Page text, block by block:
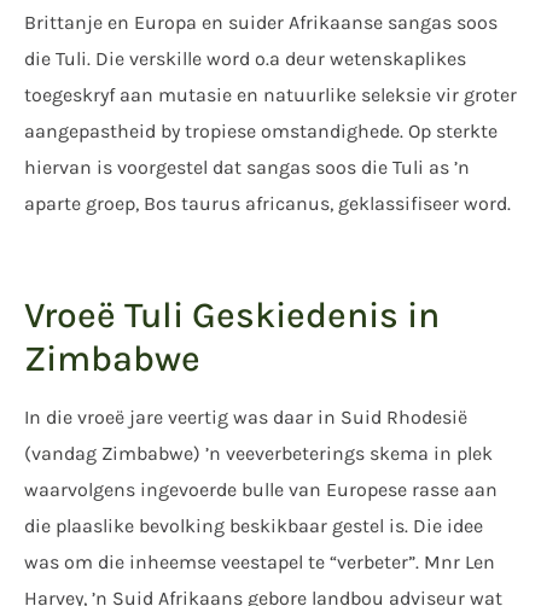
Brittanje en Europa en suider Afrikaanse sangas soos
die Tuli. Die verskille word o.a deur wetenskaplikes
toegeskryf aan mutasie en natuurlike seleksie vir groter
aangepastheid by tropiese omstandighede. Op sterkte
hiervan is voorgestel dat sangas soos die Tuli as ’n
aparte groep, Bos taurus africanus, geklassifiseer word.
Vroeë Tuli Geskiedenis in
Zimbabwe
In die vroeë jare veertig was daar in Suid Rhodesië
(vandag Zimbabwe) ’n veeverbeterings skema in plek
waarvolgens ingevoerde bulle van Europese rasse aan
die plaaslike bevolking beskikbaar gestel is. Die idee
was om die inheemse veestapel te “verbeter”. Mnr Len
Harvey, ’n Suid Afrikaans gebore landbou adviseur wat